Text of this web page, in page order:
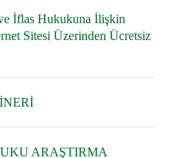
İflas Hukukuna İlişkin
Sitesi Üzerinden Ücretsiz
ARAŞTIRMA